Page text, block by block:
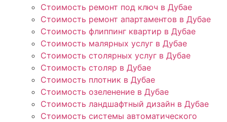
Стоимость ремонт под ключ в Дубае
Стоимость ремонт апартаментов в Дубае
Стоимость флиппинг квартир в Дубае
Стоимость малярных услуг в Дубае
Стоимость столярных услуг в Дубае
Стоимость столяр в Дубае
Стоимость плотник в Дубае
Стоимость озеленение в Дубае
Стоимость ландшафтный дизайн в Дубае
Стоимость системы автоматического